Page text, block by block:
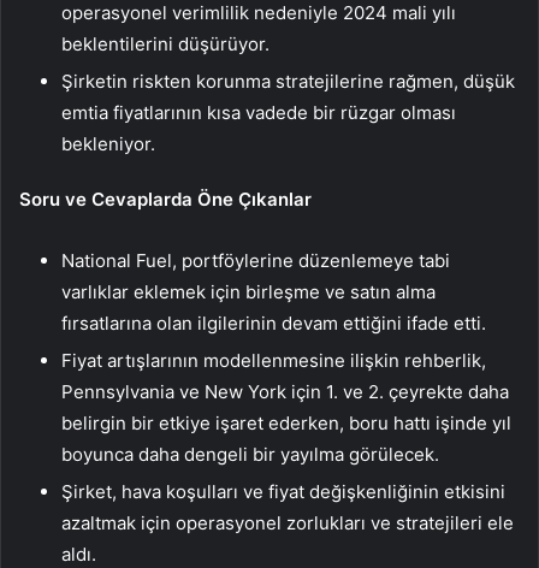
operasyonel verimlilik nedeniyle 2024 mali yılı
beklentilerini düşürüyor.
Şirketin riskten korunma stratejilerine rağmen, düşük
emtia fiyatlarının kısa vadede bir rüzgar olması
bekleniyor.
Soru ve Cevaplarda Öne Çıkanlar
National Fuel, portföylerine düzenlemeye tabi
varlıklar eklemek için birleşme ve satın alma
fırsatlarına olan ilgilerinin devam ettiğini ifade etti.
Fiyat artışlarının modellenmesine ilişkin rehberlik,
Pennsylvania ve New York için 1. ve 2. çeyrekte daha
belirgin bir etkiye işaret ederken, boru hattı işinde yıl
boyunca daha dengeli bir yayılma görülecek.
Şirket, hava koşulları ve fiyat değişkenliğinin etkisini
azaltmak için operasyonel zorlukları ve stratejileri ele
aldı.